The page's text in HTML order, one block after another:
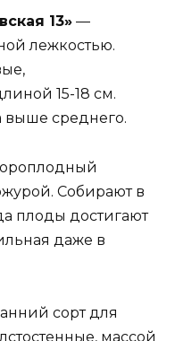
13» —
лежкостью.
15-18 см.
выше среднего.
Собирают в
плоды достигают
даже в
сорт для
массой